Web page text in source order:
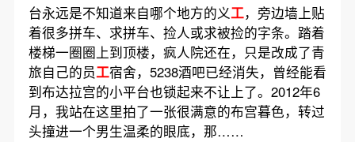
台永远是不知道来自哪个地方的义工，旁边墙上贴
着很多拼车、求拼车、捡人或求被捡的字条。踏着
楼梯一圈圈上到顶楼，疯人院还在，只是改成了青
旅自己的员工宿舍，5238酒吧已经消失，曾经能看
到布达拉宫的小平台也锁起来不让上了。2012年6
月，我站在这里拍了一张很满意的布宫暮色，转过
头撞进一个男生温柔的眼底，那……